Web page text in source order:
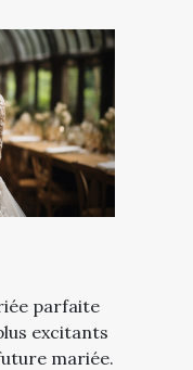
parfaite
excitants
mariée.